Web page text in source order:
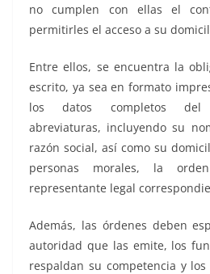
no cumplen con ellas el
permitirles el acceso a su
Entre ellos, se encuentra la
escrito, ya sea en formato
los datos completos del
abreviaturas, incluyendo su
razón social, así como su
personas morales, la
representante legal
Además, las órdenes deben
autoridad que las emite, los
respaldan su competencia y